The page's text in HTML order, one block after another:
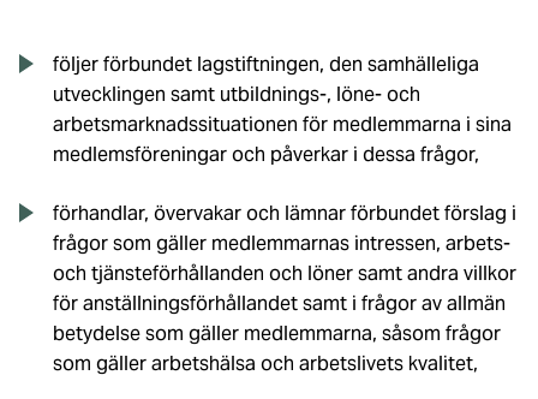
följer förbundet lagstiftningen, den samhälleliga
utvecklingen samt utbildnings-, löne- och
arbetsmarknadssituationen för medlemmarna i sina
medlemsföreningar och påverkar i dessa frågor,
förhandlar, övervakar och lämnar förbundet förslag i
frågor som gäller medlemmarnas intressen, arbets-
och tjänsteförhållanden och löner samt andra villkor
för anställningsförhållandet samt i frågor av allmän
betydelse som gäller medlemmarna, såsom frågor
som gäller arbetshälsa och arbetslivets kvalitet,